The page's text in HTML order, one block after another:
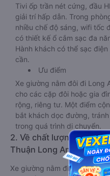
Tivi ốp trần nét cứng, đầu
giải trí hấp dẫn. Trong
nhiều chế độ sáng, wifi tốc
có thiết kế ổ cắm sạc đa
Hành khách có thể sạc
cần.
Ưu điểm
Xe giường nằm đôi đi Long
cho các cặp đôi hoặc gia
rộng, riêng tư. Một điểm
bắt khách dọc đường,
trong quá trình di chuyển.
2. Về chất lượng,
Thuận Long An giường
Xe giường nằm đi Long An